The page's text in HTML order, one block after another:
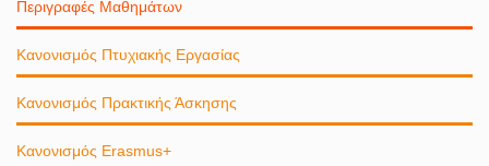
Περιγραφές Μαθημάτων
Κανονισμός Πτυχιακής Εργασίας
Κανονισμός Πρακτικής Άσκησης
Κανονισμός Erasmus+